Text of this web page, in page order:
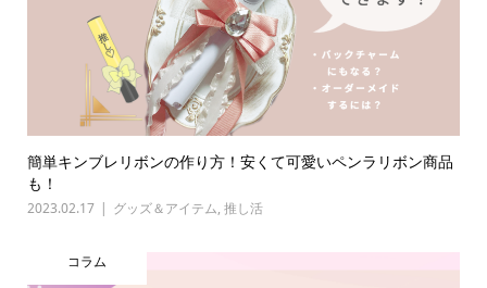
簡単キンブレリボンの作り方！安くて可愛いペンラリボン商品
も！
2023.02.17 グッズ＆アイテム, 推し活
コラム